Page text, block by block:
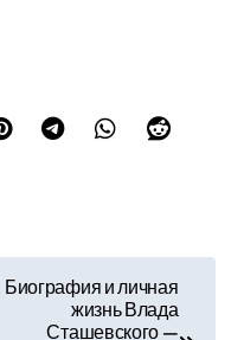
Биография и личная
жизнь Влада
Сташевского —